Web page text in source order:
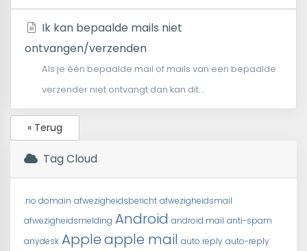
Ik kan bepaalde mails niet
ontvangen/verzenden
Als je één bepaalde mail of mails van een bepaalde
verzender niet ontvangt dan kan dit...
« Terug
Tag Cloud
.no domain afwezigheidsbericht afwezigheidsmail
afwezigheidsmelding Android android mail anti-spam
anydesk Appleapple mail auto reply auto-reply